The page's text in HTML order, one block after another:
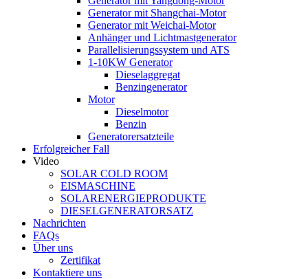
Generator mit Shangchai-Motor
Generator mit Weichai-Motor
Anhänger und Lichtmastgenerator
Parallelisierungssystem und ATS
1-10KW Generator
Dieselaggregat
Benzingenerator
Motor
Dieselmotor
Benzin
Generatorersatzteile
Erfolgreicher Fall
Video
SOLAR COLD ROOM
EISMASCHINE
SOLARENERGIEPRODUKTE
DIESELGENERATORSATZ
Nachrichten
FAQs
Über uns
Zertifikat
Kontaktiere uns